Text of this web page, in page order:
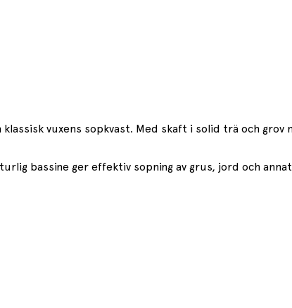
vuxens sopkvast. Med skaft i solid trä och
bassine ger effektiv sopning av grus, jord och